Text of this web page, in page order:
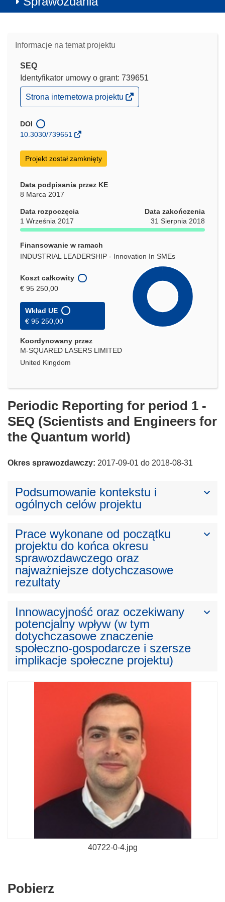
Informacje na temat projektu
SEQ
Identyfikator umowy o grant: 739651
(odnośnik
otworzy
w
nowym
Strona internetowa projektu
DOI
10.3030/739651
Projekt został zamknięty
Data podpisania przez KE
8 Marca 2017
Data rozpoczęcia
1 Września 2017
Data zakończenia
31 Sierpnia 2018
Finansowanie w ramach
INDUSTRIAL LEADERSHIP - Innovation In SMEs
Koszt całkowity
€ 95 250,00
Wkład UE
€ 95 250,00
Koordynowany przez
M-SQUARED LASERS LIMITED
United Kingdom
Periodic Reporting for period 1 -
SEQ (Scientists and Engineers for
the Quantum world)
Okres sprawozdawczy: 2017-09-01 do 2018-08-31
Podsumowanie kontekstu i
ogólnych celów projektu
Prace wykonane od początku
projektu do końca okresu
sprawozdawczego oraz
najważniejsze dotychczasowe
rezultaty
Innowacyjność oraz oczekiwany
potencjalny wpływ (w tym
dotychczasowe znaczenie
społeczno-gospodarcze i szersze
implikacje społeczne projektu)
40722-0-4.jpg
Pobierz